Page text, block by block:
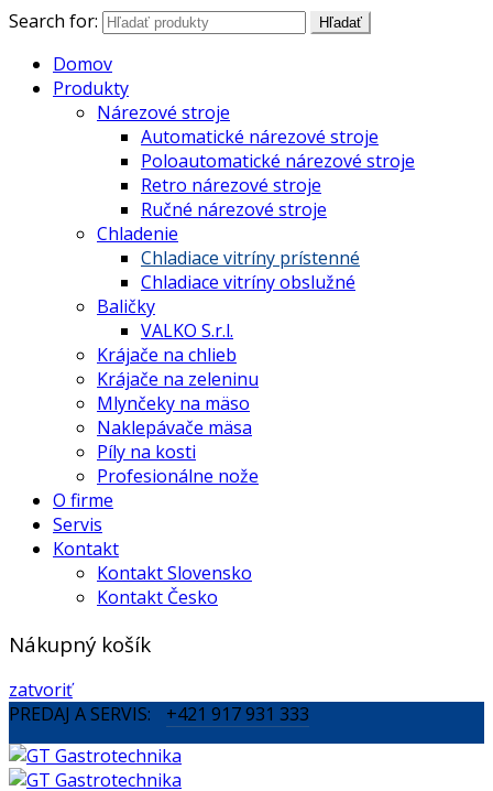
Search for: Hľadať
Domov
Produkty
Nárezové stroje
Automatické nárezové stroje
Poloautomatické nárezové stroje
Retro nárezové stroje
Ručné nárezové stroje
Chladenie
Chladiace vitríny prístenné
Chladiace vitríny obslužné
Baličky
VALKO S.r.l.
Krájače na chlieb
Krájače na zeleninu
Mlynčeky na mäso
Naklepávače mäsa
Píly na kosti
Profesionálne nože
O firme
Servis
Kontakt
Kontakt Slovensko
Kontakt Česko
Nákupný košík
zatvoriť
PREDAJ A SERVIS:
+421 917 931 333